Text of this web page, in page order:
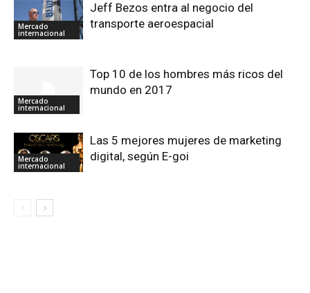
Mercado
internacional
Jeff Bezos entra al negocio del
transporte aeroespacial
Mercado
internacional
Top 10 de los hombres más ricos del
mundo en 2017
Mercado
internacional
Las 5 mejores mujeres de marketing
digital, según E-goi